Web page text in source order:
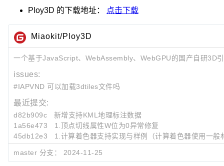
Ploy3D 的下载地址： 点击下载
Miaokit/Ploy3D
一个基于JavaScript、WebAssembly、WebGPU的国产自研3D
issues:
#IAPVND 可以加载3dtiles文件吗
最近提交:
d82b909c
新增支持KML地理标注数据
1a56e473
1.顶点切线属性W位为0异常修复
45db12e3
1.计算着色器支持实现与样例（计算着色器使用一
master 分支： 2024-11-25